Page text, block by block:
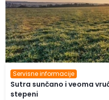
Servisne informacije
Sutra sunčano i veoma
stepeni